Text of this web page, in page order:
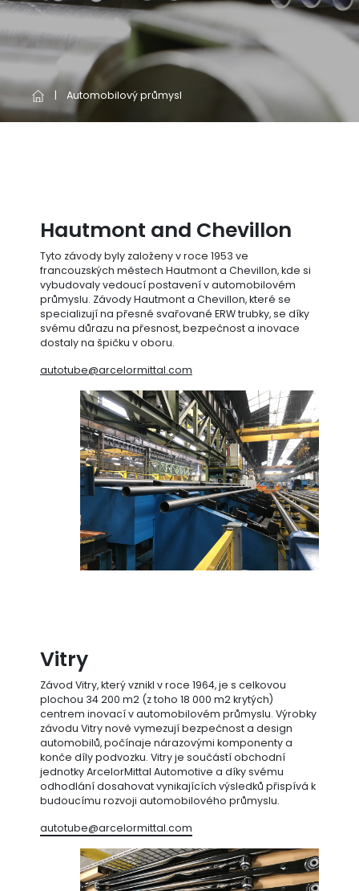
Automobilový průmysl
Hautmont and Chevillon
Tyto závody byly založeny v roce 1953 ve
francouzských městech Hautmont a Chevillon, kde si
vybudovaly vedoucí postavení v automobilovém
průmyslu. Závody Hautmont a Chevillon, které se
specializují na přesné svařované ERW trubky, se díky
svému důrazu na přesnost, bezpečnost a inovace
dostaly na špičku v oboru.
autotube@arcelormittal.com
Vitry
Závod Vitry, který vznikl v roce 1964, je s celkovou
plochou 34 200 m2 (z toho 18 000 m2 krytých)
centrem inovací v automobilovém průmyslu. Výrobky
závodu Vitry nově vymezují bezpečnost a design
automobilů, počínaje nárazovými komponenty a
konče díly podvozku. Vitry je součástí obchodní
jednotky ArcelorMittal Automotive a díky svému
odhodlání dosahovat vynikajících výsledků přispívá k
budoucímu rozvoji automobilového průmyslu.
autotube@arcelormittal.com